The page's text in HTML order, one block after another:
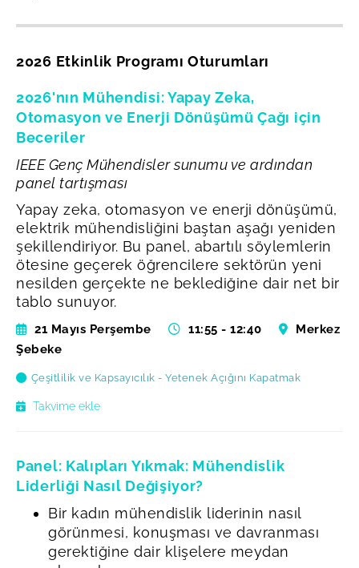
2026 Etkinlik Programı Oturumları
2026'nın Mühendisi: Yapay Zeka,
Otomasyon ve Enerji Dönüşümü Çağı için
Beceriler
IEEE Genç Mühendisler sunumu ve ardından
panel tartışması
Yapay zeka, otomasyon ve enerji dönüşümü,
elektrik mühendisliğini baştan aşağı yeniden
şekillendiriyor. Bu panel, abartılı söylemlerin
ötesine geçerek öğrencilere sektörün yeni
nesilden gerçekte ne beklediğine dair net bir
tablo sunuyor.
21 Mayıs Perşembe 11:55 - 12:40
Merkez
Şebeke
Çeşitlilik ve Kapsayıcılık - Yetenek Açığını Kapatmak
Takvime ekle
Panel: Kalıpları Yıkmak: Mühendislik
Liderliği Nasıl Değişiyor?
Bir kadın mühendislik liderinin nasıl
görünmesi, konuşması ve davranması
gerektiğine dair klişelere meydan